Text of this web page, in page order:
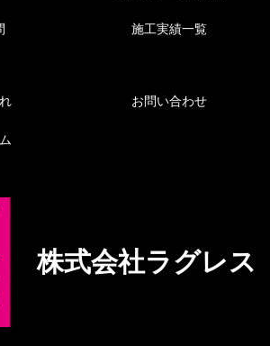
施工実績一覧
お問い合わせ
株式会社ラグレス